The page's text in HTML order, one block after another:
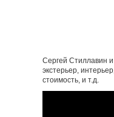
Сергей Стиллавин
экстерьер,
стоимость, и т.д.